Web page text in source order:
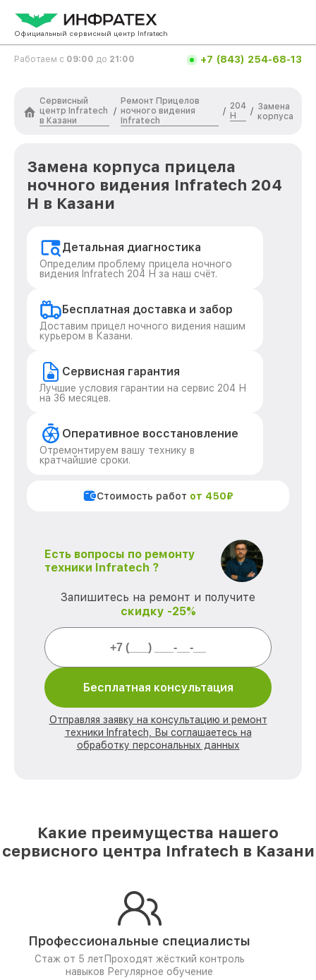
Официальный сервисный центр Infratech
Работаем с 09:00 до 21:00 +7 (843) 254-68-13
Сервисный
центр Infratech
в Казани
/
Ремонт Прицелов
ночного видения
Infratech
/
204
Н
/ Замена
корпуса
Замена корпуса прицела
ночного видения Infratech 204
Н в Казани
Детальная диагностика
Определим проблему прицела ночного
видения Infratech 204 Н за наш счёт.
Бесплатная доставка и забор
Доставим прицел ночного видения нашим
курьером в Казани.
Сервисная гарантия
Лучшие условия гарантии на сервис 204 Н
на 36 месяцев.
Оперативное восстановление
Отремонтируем вашу технику в
кратчайшие сроки.
Стоимость работ от 450₽
Есть вопросы по ремонту
техники Infratech ?
Запишитесь на ремонт и получите
скидку -25%
Бесплатная консультация
Отправляя заявку на консультацию и ремонт
техники Infratech, Вы соглашаетесь на
обработку персональных данных
Какие преимущества нашего
сервисного центра Infratech в Казани
Профессиональные специалисты
Стаж от 5 лет Проходят жёсткий контроль
навыков Регулярное обучение